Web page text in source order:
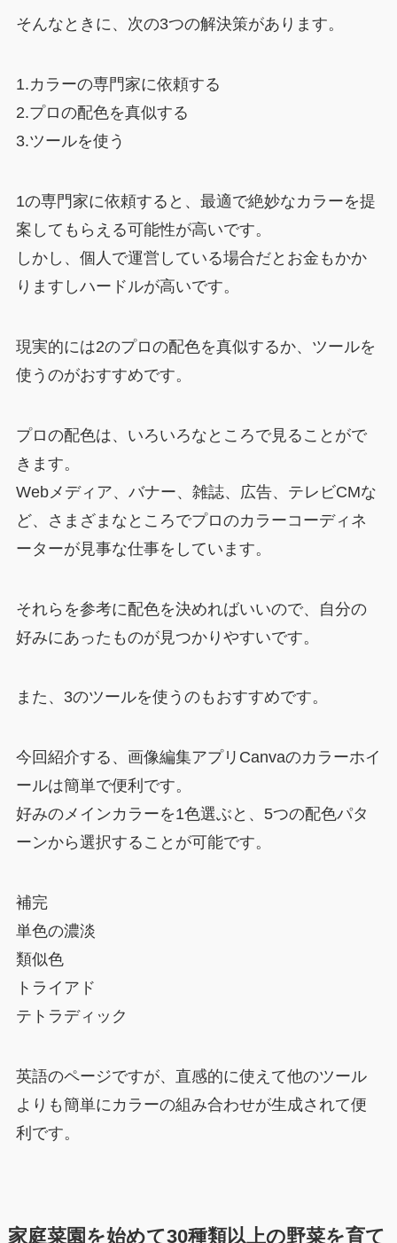
そんなときに、次の3つの解決策があります。
1.カラーの専門家に依頼する
2.プロの配色を真似する
3.ツールを使う
1の専門家に依頼すると、最適で絶妙なカラーを提
案してもらえる可能性が高いです。
しかし、個人で運営している場合だとお金もかか
りますしハードルが高いです。
現実的には2のプロの配色を真似するか、ツールを
使うのがおすすめです。
プロの配色は、いろいろなところで見ることがで
きます。
Webメディア、バナー、雑誌、広告、テレビCMな
ど、さまざまなところでプロのカラーコーディネ
ーターが見事な仕事をしています。
それらを参考に配色を決めればいいので、自分の
好みにあったものが見つかりやすいです。
また、3のツールを使うのもおすすめです。
今回紹介する、画像編集アプリCanvaのカラーホイ
ールは簡単で便利です。
好みのメインカラーを1色選ぶと、5つの配色パタ
ーンから選択することが可能です。
補完
単色の濃淡
類似色
トライアド
テトラディック
英語のページですが、直感的に使えて他のツール
よりも簡単にカラーの組み合わせが生成されて便
利です。
家庭菜園を始めて30種類以上の野菜を育て